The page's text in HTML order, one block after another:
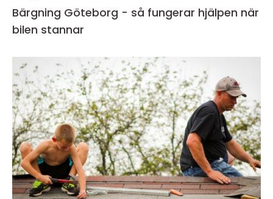
Bärgning Göteborg - så fungerar hjälpen när
bilen stannar